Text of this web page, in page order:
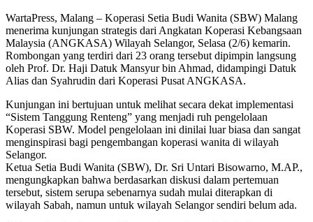
WartaPress, ​Malang – Koperasi Setia Budi Wanita (SBW) Malang
menerima kunjungan strategis dari Angkatan Koperasi Kebangsaan
Malaysia (ANGKASA) Wilayah Selangor, Selasa (2/6) kemarin.
Rombongan yang terdiri dari 23 orang tersebut dipimpin langsung
oleh Prof. Dr. Haji Datuk Mansyur bin Ahmad, didampingi Datuk
Alias dan Syahrudin dari Koperasi Pusat ANGKASA.
​Kunjungan ini bertujuan untuk melihat secara dekat implementasi
“Sistem Tanggung Renteng” yang menjadi ruh pengelolaan
Koperasi SBW. Model pengelolaan ini dinilai luar biasa dan sangat
menginspirasi bagi pengembangan koperasi wanita di wilayah
Selangor.
​Ketua Setia Budi Wanita (SBW), Dr. Sri Untari Bisowarno, M.AP.,
mengungkapkan bahwa berdasarkan diskusi dalam pertemuan
tersebut, sistem serupa sebenarnya sudah mulai diterapkan di
wilayah Sabah, namun untuk wilayah Selangor sendiri belum ada.